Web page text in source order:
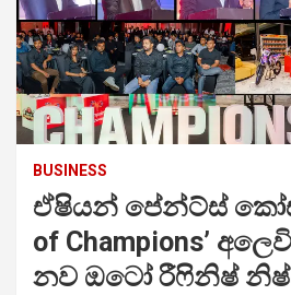
BUSINESS
ඒෂියන් පේන්ට්ස්
of Champions’
නව ඔටෝ රීෆිනිෂ්